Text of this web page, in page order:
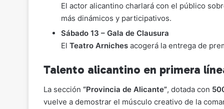
El actor alicantino charlará con el público
más dinámicos y participativos.
Sábado 13 – Gala de Clausura
El Teatro Arniches acogerá la entrega de
Talento alicantino en primera
La sección “Provincia de Alicante”, dotada con
vuelve a demostrar el músculo creativo de la